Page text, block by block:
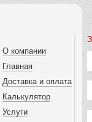
О компании
Главная
Доставка и оплата
Калькулятор
Услуги